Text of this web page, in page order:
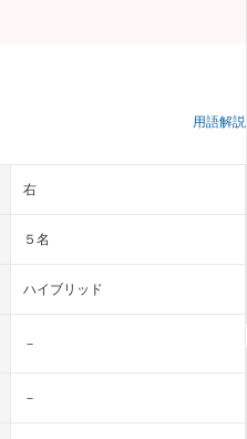
用語解説
右
５名
ハイブリッド
－
－